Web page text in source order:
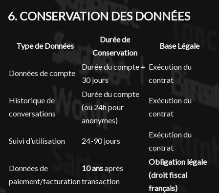
6. CONSERVATION DES DONNÉES
Type de Données
Durée de
Conservation
Base Légale
Données de compte
Durée du compte +
30 jours
Exécution du
contrat
Historique de
conversations
Durée du compte
(ou 24h pour
anonymes)
Exécution du
contrat
Suivi d’utilisation 24-90 jours
Exécution du
contrat
Données de
paiement/facturation
10 ansaprès
transaction
Obligation légale
(droit fiscal
français)